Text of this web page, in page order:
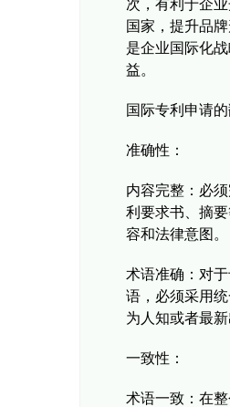
次，有利于企
国家，提升品
是企业国际化
益。
国际专利申请
准确性：
内容完整：必
利要求书、摘
容和法律意图。
术语准确：对
语，必须采用
为人知或者最
一致性：
术语一致：在